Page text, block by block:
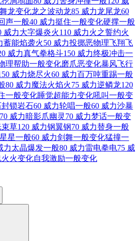
龙变化龙之波动龙85 威力龙尾龙60
声一般40 威力挺住一般变化硬撑一般
威力大字爆炎火110 威力火之誓约火
蓄能焰袭火50 威力投掷恶物理飞翔飞
威力真气拳格斗150 威力终极冲击一
理帮助一般变化磨爪恶变化暴风飞行
威力烧尽火60 威力百万吨重踢一般
80 威力魔法火焰火75 威力逆鳞龙120
一般变化睡觉超能力变化吼叫一般变
锁岩石60 威力轮唱一般60 威力沙暴
70 威力暗影爪幽灵 70 威力梦话一般变
束草120 威力钢翼钢70 威力替身一般
星一般60 威力剑舞一般变化猛撞一
力太晶爆发一般80 威力雷电拳电75 威
火火变化自我激励一般变化